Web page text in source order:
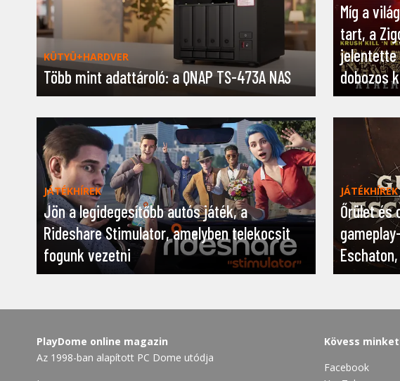
KÜTYÜ+HARDVER
Több mint adattároló: a QNAP TS-473A NAS
Míg a
tart, a
jelentette
dobozos
JÁTÉKHÍREK
Jön a legidegesítőbb autós játék, a
Rideshare Stimulator, amelyben telekocsit
fogunk vezetni
JÁTÉKHÍREK
Őrület és
PlayDome online magazin
Az 1998-ban alapított PC Dome utódja
Kövess
Facebook